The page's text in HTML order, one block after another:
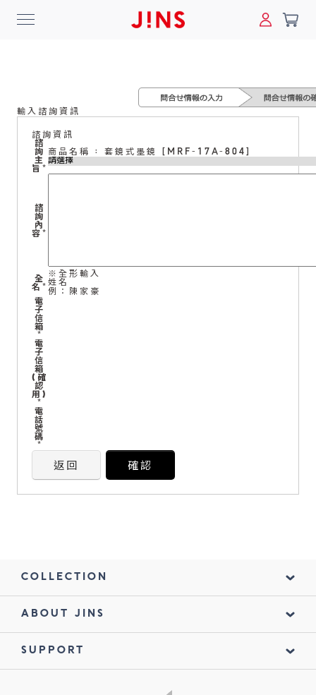
最新消息
商品系列
線上商城
Online Shop
鏡片說明
Lens
常見問題
FAQ
0
輸入諮詢資訊
諮詢資訊
諮
詢
主
旨 *
商品名稱 : 套鏡式墨鏡 [MRF-17A-804]
諮
詢
內
容 *
全
名 *
※全形輸入
姓名
例：陳家豪
電
子
信
箱
*
電
子
信
箱
(確
認
用)
*
電
話
號
碼
*
返回 確認
COLLECTION
ABOUT JINS
SUPPORT